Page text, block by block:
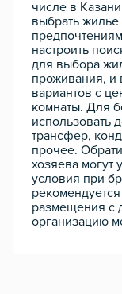
числе в
выбрать жилье
настроить
для выбора
проживания, и
вариантов с
комнаты. Для
использовать
трансфер,
прочее.
хозяева могут
условия при
размещения с
организацию